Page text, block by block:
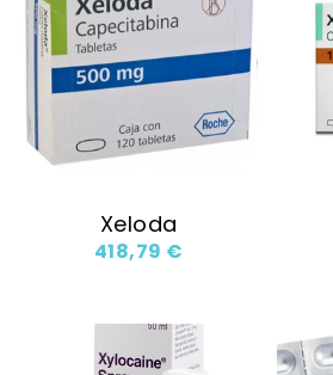
Xeloda
418,79 €